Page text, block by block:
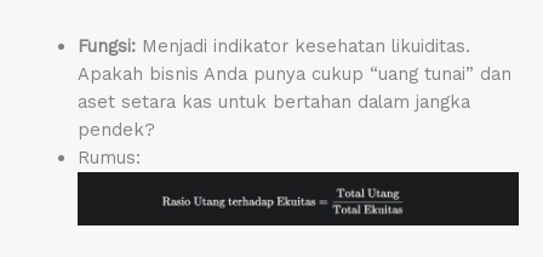
Fungsi:Menjadi indikator kesehatan likuiditas.
Apakah bisnis Anda punya cukup “uang tunai” dan
aset setara kas untuk bertahan dalam jangka
pendek?
Rumus: